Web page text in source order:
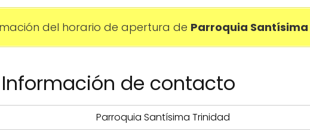
del horario de apertura de Parroquia
Información de contacto
Parroquia Santísima Trinidad